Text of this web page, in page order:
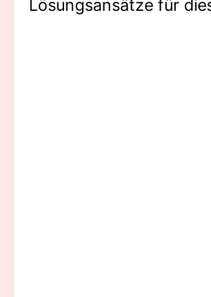
Lösungsansätze für